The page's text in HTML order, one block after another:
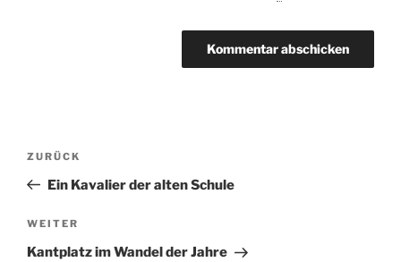
Beitragsnavigation
Vorheriger
Beitrag
ZURÜCK
Ein Kavalier der alten Schule
Nächster
Beitrag
WEITER
Kantplatz im Wandel der Jahre